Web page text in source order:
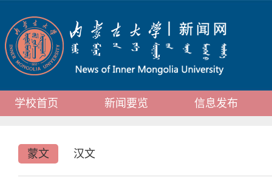
学校首页 新闻要览 信息发布
蒙文 汉文